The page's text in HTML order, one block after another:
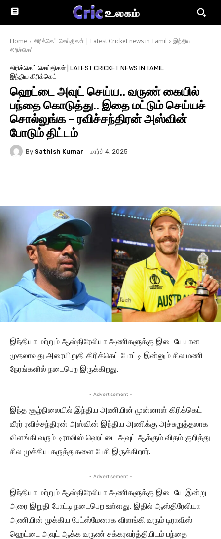
Home கிரிக்கெட் செய்திகள் | Latest Cricket news in Tamil
இந்திய
கிரிக்கெட்
கிரிக்கெட் செய்திகள் | LATEST CRICKET NEWS IN TAMIL
இந்திய கிரிக்கெட்
ஹெட்டை அவுட் செய்ய.. வருண் கையில்
பந்தை கொடுத்து.. இதை மட்டும் செய்யச்
சொல்லுங்க – ரவிச்சந்திரன் அஸ்வின்
போடும் திட்டம்
By Sathish Kumar மார்ச் 4, 2025
இந்தியா மற்றும் ஆஸ்திரேலியா அணிகளுக்கு இடையேயான
முதலாவது அரையிறுதி கிரிக்கெட் போட்டி இன்னும் சில மணி
நேரங்களில் நடைபெற இருக்கிறது.
- Advertisement -
இந்த சூழ்நிலையில் இந்திய அணியின் முன்னாள் கிரிக்கெட்
வீரர் ரவிச்சந்திரன் அஸ்வின் இந்திய அணிக்கு அச்சுறுத்தலாக
விளங்கி வரும் டிராவிஸ் ஹெட்டை அவுட் ஆக்கும் விதம் குறித்து
சில முக்கிய கருத்துகளை பேசி இருக்கிறார்.
- Advertisement -
இந்தியா மற்றும் ஆஸ்திரேலியா அணிகளுக்கு இடையே இன்று
அரை இறுதி போட்டி நடைபெற உள்ளது. இதில் ஆஸ்திரேலியா
அணியின் முக்கிய பேட்ஸ்மேனாக விளங்கி வரும் டிராவிஸ்
ஹெட்டை அவுட் ஆக்க வருண் சக்கரவர்த்தியிடம் பந்தை